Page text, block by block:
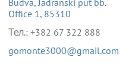
Office 1, 85310
Тел.: +382 67 322 888
gomonte3000@gmail.com